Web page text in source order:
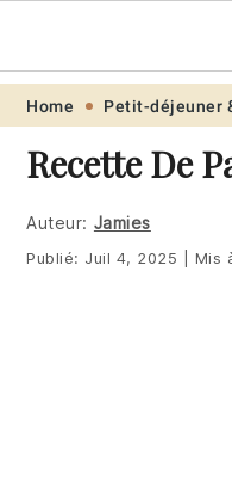
Skip
primary
navigation
Skip
main
content
Skip
primary
sidebar
Skip
footer
Recette
Home Petit-déjeuner
Recette De
Auteur: Jamies
Publié: Juil 4, 2025 Mis